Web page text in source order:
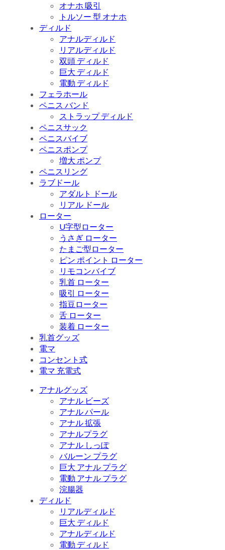
オナホ 吸引
トルソー 型 オナホ
ディルド
アナルディルド
リアルディルド
双頭 ディルド
巨大 ディルド
電動 ディルド
フェラホール
ペニス バンド
ストラップ ディルド
ペニスサック
ペニスバイブ
ペニスポンプ
増大 ポンプ
ペニスリング
ラブドール
アダルト ドール
リアル ドール
ローター
U字型ローター
うさぎ ローター
たまご型ローター
ピン ポイント ローター
リモコンバイブ
乳首 ローター
吸引 ローター
指豆ローター
舌 ローター
装着 ローター
乳首グッズ
電マ
コンセント式
電マ 充電式
アナルグッズ
アナル ビーズ
アナル パール
アナル 拡張
アナルプラグ
アナル しっぽ
バルーン プラグ
巨大 アナル プラグ
電動 アナル プラグ
浣腸器
ディルド
リアルディルド
巨大 ディルド
アナルディルド
電動 ディルド